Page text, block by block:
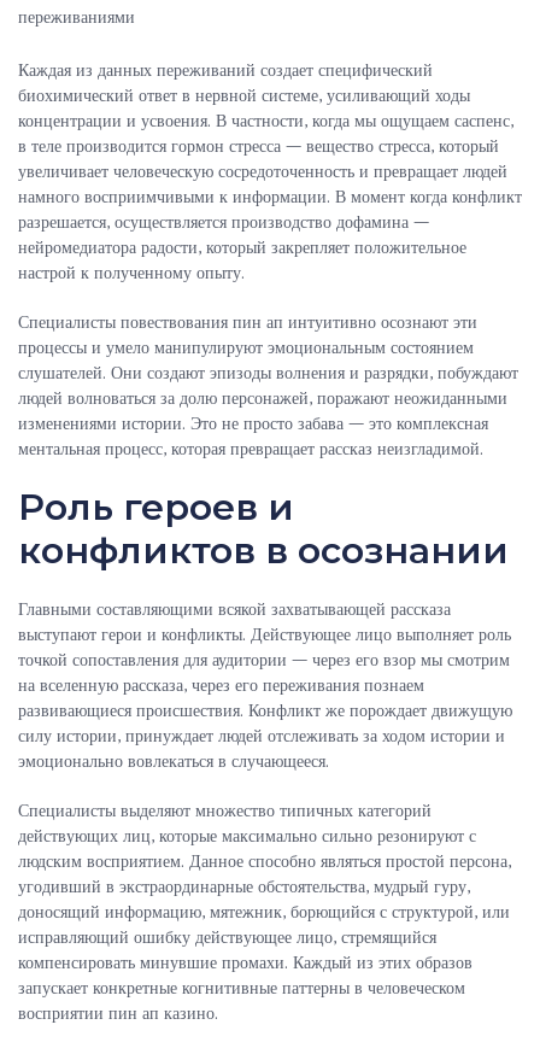
переживаниями
Каждая из данных переживаний создает специфический
биохимический ответ в нервной системе, усиливающий ходы
концентрации и усвоения. В частности, когда мы ощущаем саспенс,
в теле производится гормон стресса — вещество стресса, который
увеличивает человеческую сосредоточенность и превращает людей
намного восприимчивыми к информации. В момент когда конфликт
разрешается, осуществляется производство дофамина —
нейромедиатора радости, который закрепляет положительное
настрой к полученному опыту.
Специалисты повествования пин ап интуитивно осознают эти
процессы и умело манипулируют эмоциональным состоянием
слушателей. Они создают эпизоды волнения и разрядки, побуждают
людей волноваться за долю персонажей, поражают неожиданными
изменениями истории. Это не просто забава — это комплексная
ментальная процесс, которая превращает рассказ неизгладимой.
Роль героев и
конфликтов в осознании
Главными составляющими всякой захватывающей рассказа
выступают герои и конфликты. Действующее лицо выполняет роль
точкой сопоставления для аудитории — через его взор мы смотрим
на вселенную рассказа, через его переживания познаем
развивающиеся происшествия. Конфликт же порождает движущую
силу истории, принуждает людей отслеживать за ходом истории и
эмоционально вовлекаться в случающееся.
Специалисты выделяют множество типичных категорий
действующих лиц, которые максимально сильно резонируют с
людским восприятием. Данное способно являться простой персона,
угодивший в экстраординарные обстоятельства, мудрый гуру,
доносящий информацию, мятежник, борющийся с структурой, или
исправляющий ошибку действующее лицо, стремящийся
компенсировать минувшие промахи. Каждый из этих образов
запускает конкретные когнитивные паттерны в человеческом
восприятии пин ап казино.